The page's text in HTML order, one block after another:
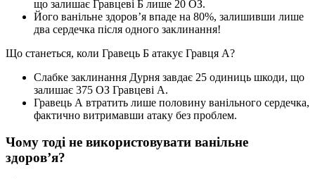
що залишає Гравцеві Б лише 20 ОЗ.
Його ванільне здоров’я впаде на 80%, залишивши лише
два сердечка після одного заклинання!
Що станеться, коли Гравець Б атакує Гравця А?
Слабке заклинання Дурня завдає 25 одиниць шкоди, що
залишає 375 ОЗ Гравцеві А.
Гравець А втратить лише половину ванільного сердечка,
фактично витримавши атаку без проблем.
Чому тоді не використовувати ванільне
здоров’я?